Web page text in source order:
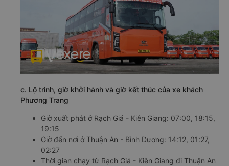
c. Lộ trình, giờ khởi hành và giờ kết thúc của xe khách
Phương Trang
Giờ xuất phát ở Rạch Giá - Kiên Giang: 07:00, 18:15,
19:15
Giờ đến nơi ở Thuận An - Bình Dương: 14:12, 01:27,
02:27
Thời gian chạy từ Rạch Giá - Kiên Giang đi Thuận An